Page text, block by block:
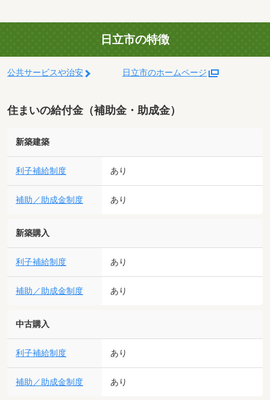
日立市の特徴
公共サービスや治安 日立市のホームページ
住まいの給付金（補助金・助成金）
新築建築
利子補給制度 あり
補助／助成金制度 あり
新築購入
利子補給制度 あり
補助／助成金制度 あり
中古購入
利子補給制度 あり
補助／助成金制度 あり